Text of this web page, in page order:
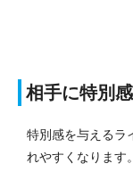
相手に特別
特別感を与えるラ
れやすくなります。